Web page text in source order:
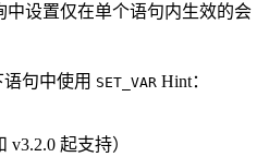
中设置仅在单个语句内生效的会
语句中使用 SET_VAR Hint：
v3.2.0 起支持）